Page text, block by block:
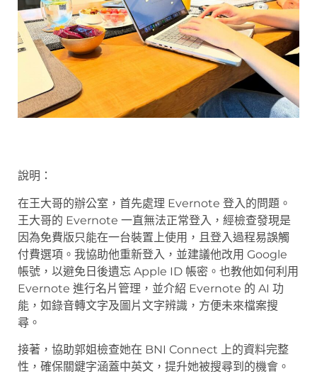
說明：
在王大哥的辦公室，首先處理 Evernote 登入的問題。
王大哥的 Evernote 一直無法正常登入，經檢查發現是
因為免費版只能在一台裝置上使用，且登入過程易誤觸
付費選項。我協助他重新登入，並建議他改用 Google
帳號，以避免日後遺忘 Apple ID 帳密。也教他如何利用
Evernote 進行名片管理，並介紹 Evernote 的 AI 功
能，如錄音轉文字及圖片文字辨識，方便未來檔案搜
尋。
接著，協助郭姐檢查她在 BNI Connect 上的資料完整
性，確保關鍵字涵蓋中英文，提升她被搜尋到的機會。